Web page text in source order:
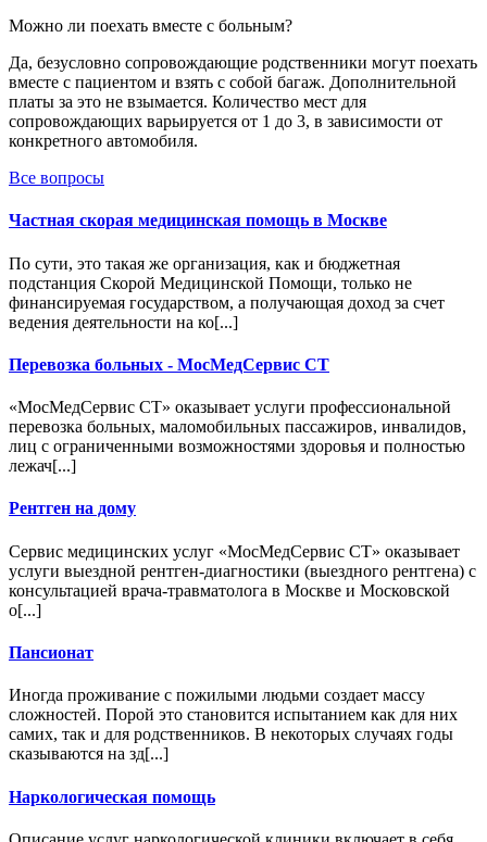
Можно ли поехать вместе с больным?
Да, безусловно сопровождающие родственники могут поехать
вместе с пациентом и взять с собой багаж. Дополнительной
платы за это не взымается. Количество мест для
сопровождающих варьируется от 1 до 3, в зависимости от
конкретного автомобиля.
Все вопросы
Частная скорая медицинская помощь в Москве
По сути, это такая же организация, как и бюджетная
подстанция Скорой Медицинской Помощи, только не
финансируемая государством, а получающая доход за счет
ведения деятельности на ко[...]
Перевозка больных - МосМедСервис СТ
«МосМедСервис СТ» оказывает услуги профессиональной
перевозка больных, маломобильных пассажиров, инвалидов,
лиц с ограниченными возможностями здоровья и полностью
лежач[...]
Рентген на дому
Сервис медицинских услуг «МосМедСервис СТ» оказывает
услуги выездной рентген-диагностики (выездного рентгена) с
консультацией врача-травматолога в Москве и Московской
о[...]
Пансионат
Иногда проживание с пожилыми людьми создает массу
сложностей. Порой это становится испытанием как для них
самих, так и для родственников. В некоторых случаях годы
сказываются на зд[...]
Наркологическая помощь